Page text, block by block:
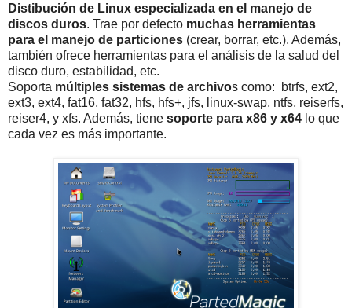
Distibución de Linux especializada en el manejo de
discos duros. Trae por defecto muchas herramientas
para el manejo de particiones (crear, borrar, etc.). Además,
también ofrece herramientas para el análisis de la salud del
disco duro, estabilidad, etc.
Soporta múltiples sistemas de archivos como: btrfs, ext2,
ext3, ext4, fat16, fat32, hfs, hfs+, jfs, linux-swap, ntfs, reiserfs,
reiser4, y xfs. Además, tiene soporte para x86 y x64 lo que
cada vez es más importante.